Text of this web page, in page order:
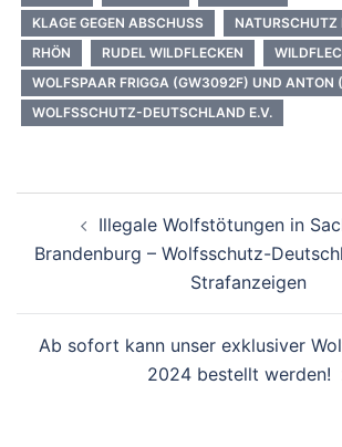
KLAGE GEGEN ABSCHUSS
NATURSCHUTZ
RHÖN
RUDEL WILDFLECKEN
WOLFSPAAR FRIGGA (GW3092F) UND ANTON
WOLFSSCHUTZ-DEUTSCHLAND E.V.
Illegale Wolfstötungen in
Brandenburg – Wolfsschutz-
Strafanzeigen
Ab sofort kann unser exklusiver
2024 bestellt werden!